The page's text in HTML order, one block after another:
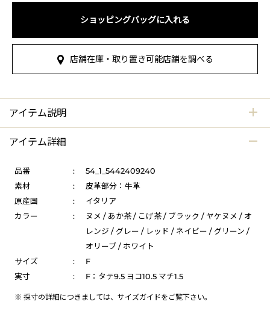
ショッピングバッグに入れる
店舗在庫・取り置き可能店舗を調べる
アイテム説明
アイテム詳細
品番 :
54_1_5442409240
素材
:
皮革部分：牛革
原産国
:
イタリア
カラー
:
ヌメ / あか茶 / こげ茶 / ブラック / ヤケヌメ / オ
レンジ / グレー / レッド / ネイビー / グリーン /
オリーブ / ホワイト
サイズ
:
F
実寸
: F：タテ9.5 ヨコ10.5 マチ1.5
※ 採寸の詳細につきましては、 サイズガイドをご覧下さい。